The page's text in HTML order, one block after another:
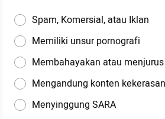
Spam, Komersial, atau Iklan
Memiliki unsur pornografi
Membahayakan atau
Mengandung konten kekerasan
Menyinggung SARA